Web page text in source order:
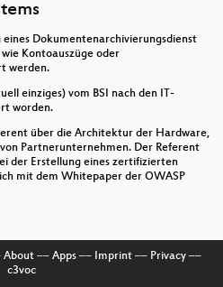
Dokumentenarchivierungsdienst
Kontoauszüge oder
werden.
einziges) vom BSI nach den IT-
worden.
über die Architektur der Hardware,
Partnerunternehmen. Der Referent
der Erstellung eines zertifizierten
mit dem Whitepaper der OWASP
About–– Apps–– Imprint–– Privacy––
c3voc